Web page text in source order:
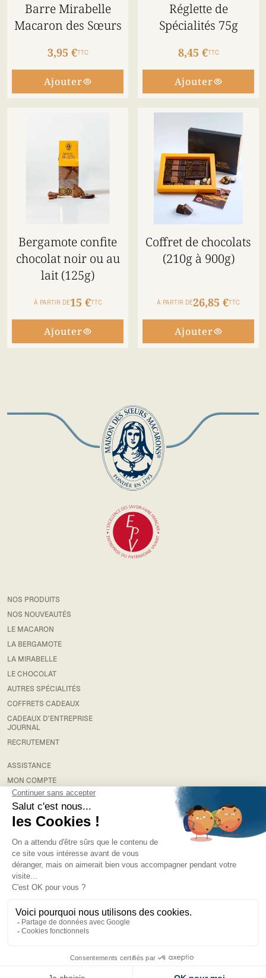
Barre Mirabelle
Macaron des Sœurs
3,95 €TTC
Ajouter
Réglette de
Spécialités 75g
8,45 €TTC
Ajouter
Bergamote confite
chocolat noir ou au
lait (125g)
À PARTIR DE15 €TTC
Ajouter
Coffret de chocolats
(210g à 900g)
À PARTIR DE26,85 €TTC
Ajouter
NOS PRODUITS
NOS NOUVEAUTÉS
LE MACARON
LA BERGAMOTE
LA MIRABELLE
LE CHOCOLAT
AUTRES SPÉCIALITÉS
COFFRETS CADEAUX
CADEAUX D’ENTREPRISE
JOURNAL
RECRUTEMENT
ASSISTANCE
MON COMPTE
RETOUR
LIVRAISON
FAQS
CONDITIONS GÉNÉRALES DE VENTE
POLITIQUE DE CONFIDENTIALITÉ
NEWSLETTER
J’accepte de recevoir des courriers électroniques promotionnels.
YT—IN